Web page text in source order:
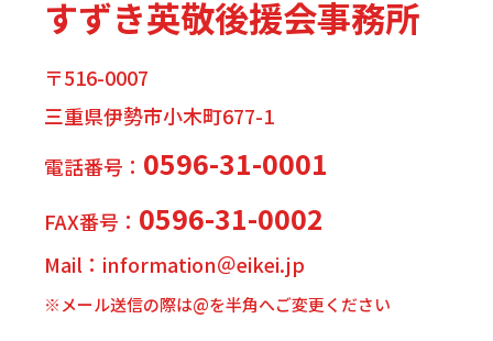
すずき英敬後援会事務所
〒516-0007
三重県伊勢市小木町677-1
電話番号： 0596-31-0001
FAX番号： 0596-31-0002
Mail：information＠eikei.jp
※メール送信の際は@を半角へご変更ください